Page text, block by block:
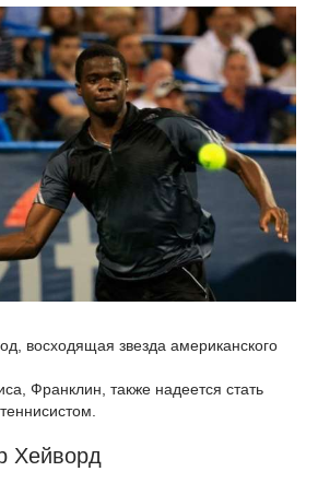
восходящая звезда американского
Франклин, также надеется стать
Хейворд